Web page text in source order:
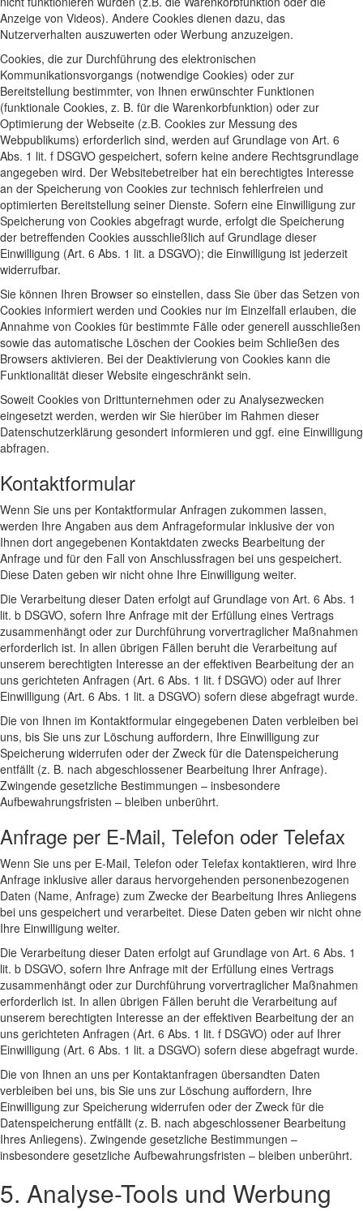
Anzeige von Videos). Andere Cookies dienen dazu, das
Nutzerverhalten auszuwerten oder Werbung anzuzeigen.
Cookies, die zur Durchführung des elektronischen
Kommunikationsvorgangs (notwendige Cookies) oder zur
Bereitstellung bestimmter, von Ihnen erwünschter Funktionen
(funktionale Cookies, z. B. für die Warenkorbfunktion) oder zur
Optimierung der Webseite (z.B. Cookies zur Messung des
Webpublikums) erforderlich sind, werden auf Grundlage von Art. 6
Abs. 1 lit. f DSGVO gespeichert, sofern keine andere Rechtsgrundlage
angegeben wird. Der Websitebetreiber hat ein berechtigtes Interesse
an der Speicherung von Cookies zur technisch fehlerfreien und
optimierten Bereitstellung seiner Dienste. Sofern eine Einwilligung zur
Speicherung von Cookies abgefragt wurde, erfolgt die Speicherung
der betreffenden Cookies ausschließlich auf Grundlage dieser
Einwilligung (Art. 6 Abs. 1 lit. a DSGVO); die Einwilligung ist jederzeit
widerrufbar.
Sie können Ihren Browser so einstellen, dass Sie über das Setzen von
Cookies informiert werden und Cookies nur im Einzelfall erlauben, die
Annahme von Cookies für bestimmte Fälle oder generell ausschließen
sowie das automatische Löschen der Cookies beim Schließen des
Browsers aktivieren. Bei der Deaktivierung von Cookies kann die
Funktionalität dieser Website eingeschränkt sein.
Soweit Cookies von Drittunternehmen oder zu Analysezwecken
eingesetzt werden, werden wir Sie hierüber im Rahmen dieser
Datenschutzerklärung gesondert informieren und ggf. eine Einwilligung
abfragen.
Kontaktformular
Wenn Sie uns per Kontaktformular Anfragen zukommen lassen,
werden Ihre Angaben aus dem Anfrageformular inklusive der von
Ihnen dort angegebenen Kontaktdaten zwecks Bearbeitung der
Anfrage und für den Fall von Anschlussfragen bei uns gespeichert.
Diese Daten geben wir nicht ohne Ihre Einwilligung weiter.
Die Verarbeitung dieser Daten erfolgt auf Grundlage von Art. 6 Abs. 1
lit. b DSGVO, sofern Ihre Anfrage mit der Erfüllung eines Vertrags
zusammenhängt oder zur Durchführung vorvertraglicher Maßnahmen
erforderlich ist. In allen übrigen Fällen beruht die Verarbeitung auf
unserem berechtigten Interesse an der effektiven Bearbeitung der an
uns gerichteten Anfragen (Art. 6 Abs. 1 lit. f DSGVO) oder auf Ihrer
Einwilligung (Art. 6 Abs. 1 lit. a DSGVO) sofern diese abgefragt wurde.
Die von Ihnen im Kontaktformular eingegebenen Daten verbleiben bei
uns, bis Sie uns zur Löschung auffordern, Ihre Einwilligung zur
Speicherung widerrufen oder der Zweck für die Datenspeicherung
entfällt (z. B. nach abgeschlossener Bearbeitung Ihrer Anfrage).
Zwingende gesetzliche Bestimmungen – insbesondere
Aufbewahrungsfristen – bleiben unberührt.
Anfrage per E-Mail, Telefon oder Telefax
Wenn Sie uns per E-Mail, Telefon oder Telefax kontaktieren, wird Ihre
Anfrage inklusive aller daraus hervorgehenden personenbezogenen
Daten (Name, Anfrage) zum Zwecke der Bearbeitung Ihres Anliegens
bei uns gespeichert und verarbeitet. Diese Daten geben wir nicht ohne
Ihre Einwilligung weiter.
Die Verarbeitung dieser Daten erfolgt auf Grundlage von Art. 6 Abs. 1
lit. b DSGVO, sofern Ihre Anfrage mit der Erfüllung eines Vertrags
zusammenhängt oder zur Durchführung vorvertraglicher Maßnahmen
erforderlich ist. In allen übrigen Fällen beruht die Verarbeitung auf
unserem berechtigten Interesse an der effektiven Bearbeitung der an
uns gerichteten Anfragen (Art. 6 Abs. 1 lit. f DSGVO) oder auf Ihrer
Einwilligung (Art. 6 Abs. 1 lit. a DSGVO) sofern diese abgefragt wurde.
Die von Ihnen an uns per Kontaktanfragen übersandten Daten
verbleiben bei uns, bis Sie uns zur Löschung auffordern, Ihre
Einwilligung zur Speicherung widerrufen oder der Zweck für die
Datenspeicherung entfällt (z. B. nach abgeschlossener Bearbeitung
Ihres Anliegens). Zwingende gesetzliche Bestimmungen –
insbesondere gesetzliche Aufbewahrungsfristen – bleiben unberührt.
5. Analyse-Tools und Werbung